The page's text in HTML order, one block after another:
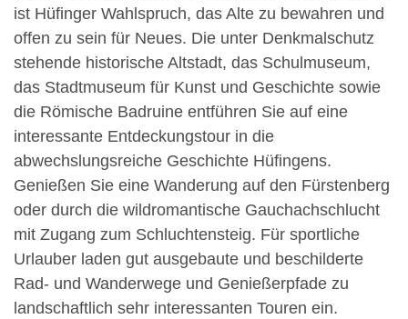
ist Hüfinger Wahlspruch, das Alte zu bewahren und
offen zu sein für Neues. Die unter Denkmalschutz
stehende historische Altstadt, das Schulmuseum,
das Stadtmuseum für Kunst und Geschichte sowie
die Römische Badruine entführen Sie auf eine
interessante Entdeckungstour in die
abwechslungsreiche Geschichte Hüfingens.
Genießen Sie eine Wanderung auf den Fürstenberg
oder durch die wildromantische Gauchachschlucht
mit Zugang zum Schluchtensteig. Für sportliche
Urlauber laden gut ausgebaute und beschilderte
Rad- und Wanderwege und Genießerpfade zu
landschaftlich sehr interessanten Touren ein.